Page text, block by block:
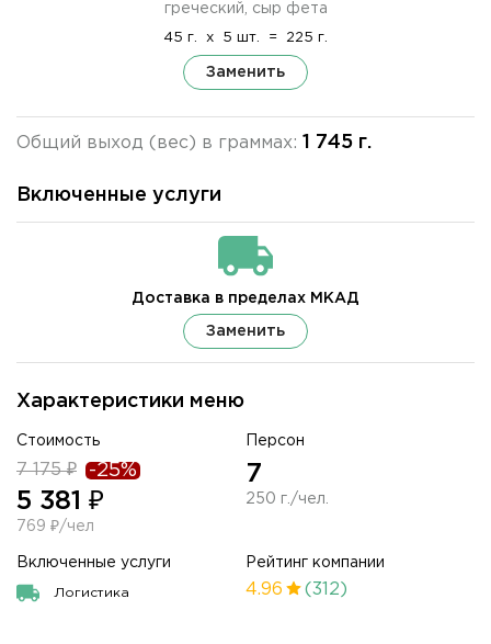
Характеристики меню
Стоимость
7 175 ₽ -25%
5 381 ₽
769 ₽/чел
Персон
7
250 г./чел.
Включенные услуги
Логистика
Рейтинг компании
4.96 (312)
греческий, сыр фета
45 г. x 5 шт. = 225 г.
Заменить
Общий выход (вес) в граммах: 1 745 г.
Включенные услуги
Доставка в пределах МКАД
Заменить